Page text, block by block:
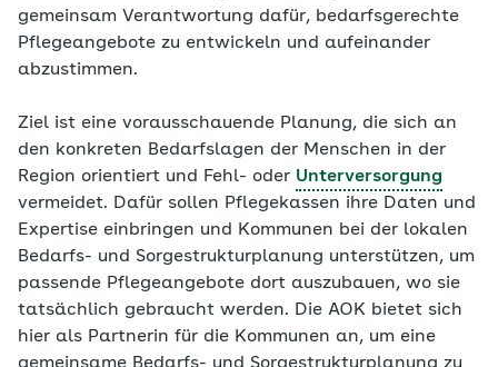
gemeinsam Verantwortung dafür, bedarfsgerechte
Pflegeangebote zu entwickeln und aufeinander
abzustimmen.
Ziel ist eine vorausschauende Planung, die sich an
den konkreten Bedarfslagen der Menschen in der
Region orientiert und Fehl- oder Unterversorgung
vermeidet. Dafür sollen Pflegekassen ihre Daten und
Expertise einbringen und Kommunen bei der lokalen
Bedarfs- und Sorgestrukturplanung unterstützen, um
passende Pflegeangebote dort auszubauen, wo sie
tatsächlich gebraucht werden. Die AOK bietet sich
hier als Partnerin für die Kommunen an, um eine